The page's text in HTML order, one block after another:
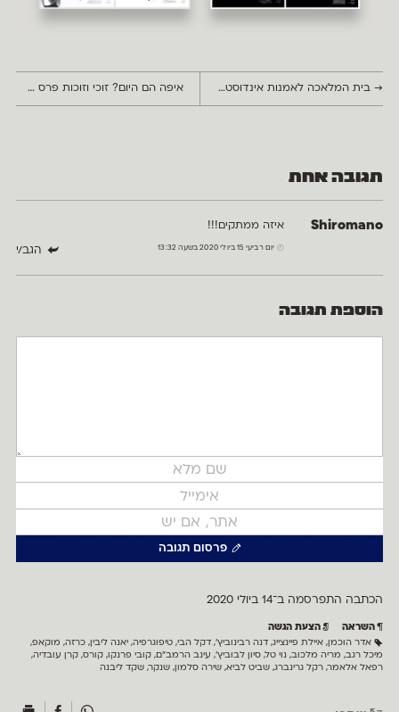
→בית המלאכה לאמנות אינדוסטריאלית של זאב רבן ומאיר גור־אריה איפה הם היום? זוכי וזוכות פרס אאא לשנת 2019
תגובה אחת
Shiromano איזה ממתקים!!!
יום רביעי 15 ביולי 2020 בשעה 13:32 הגב/י
הוספת תגובה
פרסום תגובה
הכתבה התפרסמה ב־14 ב יולי 2020
השראה הצעת הגשה
אדר הוכמן , איילת פיינצייג, דנה רבינוביץ׳, דקל הבי, טיפוגרפיה, יאנה ליבין , כרזה, מוקאפ,
מיכל רגב, מריה מלכוב, נוי טל, סיון לבוביץ׳, עינב הרמב״ם, קובי פרנקו , קורס, קרן עובדיה,
רפאל אלאמר, רקל גרינברג, שביט לביא, שירה סלמון , שנקר, שקד ליבנה